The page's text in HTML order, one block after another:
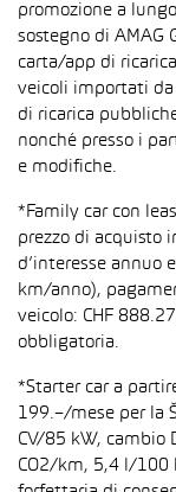
promozione a
sostegno di AMAG
carta/app di
veicoli importati da
di ricarica
nonché presso i
e modifiche.
*Family car con
prezzo di acquisto
d’interesse annuo
km/anno),
veicolo: CHF
obbligatoria.
*Starter car a
199.–/mese per la
CV/85 kW, cambio
CO2/km, 5,4 l/100